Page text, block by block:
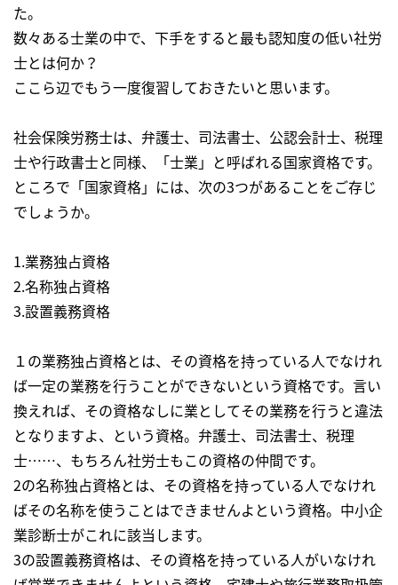
た。
数々ある士業の中で、下手をすると最も認知度の低い社労
士とは何か？
ここら辺でもう一度復習しておきたいと思います。
社会保険労務士は、弁護士、司法書士、公認会計士、税理
士や行政書士と同様、「士業」と呼ばれる国家資格です。
ところで「国家資格」には、次の3つがあることをご存じ
でしょうか。
1.業務独占資格
2.名称独占資格
3.設置義務資格
１の業務独占資格とは、その資格を持っている人でなけれ
ば一定の業務を行うことができないという資格です。言い
換えれば、その資格なしに業としてその業務を行うと違法
となりますよ、という資格。弁護士、司法書士、税理
士……、もちろん社労士もこの資格の仲間です。
2の名称独占資格とは、その資格を持っている人でなけれ
ばその名称を使うことはできませんよという資格。中小企
業診断士がこれに該当します。
3の設置義務資格は、その資格を持っている人がいなけれ